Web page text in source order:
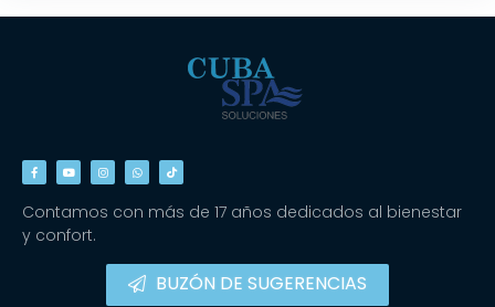
Contamos con más de 17 años dedicados al bienestar
y confort.
BUZÓN DE SUGERENCIAS